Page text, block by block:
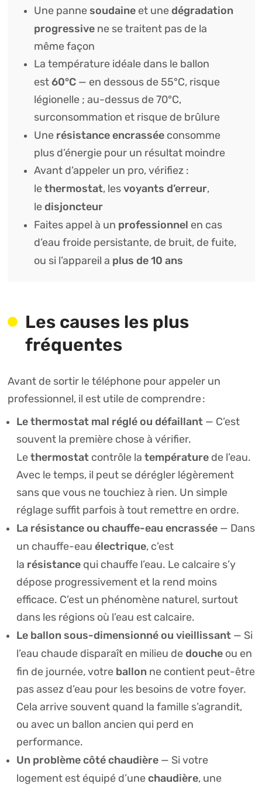
Une panne soudaineet unedégradation
progressivene se traitent pas de la
même façon
La température idéale dans le ballon
est60°C— en dessous de 55°C, risque
légionelle ; au-dessus de 70°C,
surconsommation et risque de brûlure
Une résistance encrasséeconsomme
plus d’énergie pour un résultat moindre
Avant d’appeler un pro, vérifiez :
lethermostat, lesvoyants d’erreur,
ledisjoncteur
Faites appel à un professionnel en cas
d’eau froide persistante, de bruit, de fuite,
ou si l’appareil a plus de 10 ans
Les causes les plus
fréquentes
Avant de sortir le téléphone pour appeler un
professionnel, il est utile de comprendre:
Le thermostat mal réglé ou défaillant— C’est
souvent la première chose à vérifier.
Lethermostatcontrôle la températurede l’eau.
Avec le temps, il peut se dérégler légèrement
sans que vous ne touchiez à rien. Un simple
réglage suffit parfois à tout remettre en ordre.
La résistance ou chauffe-eau encrassée— Dans
un chauffe-eau électrique, c’est
la résistancequi chauffe l’eau. Le calcaire s’y
dépose progressivement et la rend moins
efficace. C’est un phénomène naturel, surtout
dans les régions où l’eau est calcaire.
Le ballon sous-dimensionné ou vieillissant— Si
l’eau chaude disparaît en milieu dedoucheou en
fin de journée, votre ballonne contient peut-être
pas assez d’eau pour les besoins de votre foyer.
Cela arrive souvent quand la famille s’agrandit,
ou avec un ballon ancien qui perd en
performance.
Un problème côté chaudière— Si votre
logement est équipé d’unechaudière, une